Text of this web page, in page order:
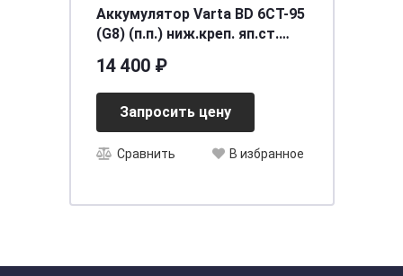
Аккумулятор Varta BD 6CT-95
(G8) (п.п.) ниж.креп. яп.ст.
14 400 ₽
Запросить цену
Сравнить В избранное